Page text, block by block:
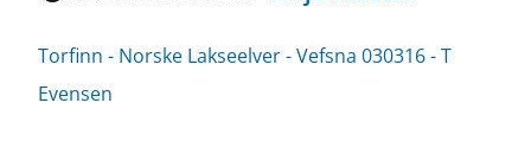
Torfinn - Norske Lakseelver - Vefsna 030316 - T
Evensen